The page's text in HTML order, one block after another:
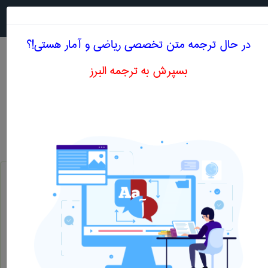
اصطلاحات تخصصی انگلیسی ریاضی و آمار حرف C
سومین‌حرف‌الفبای‌انگلیسی‌و غالب‌السنه‌غربی‌ ، حرف سوم الفبای انگلیسی ...
در حال ترجمه متن تخصصی ریاضی و آمار هستی!؟
بسپرش به ترجمه البرز